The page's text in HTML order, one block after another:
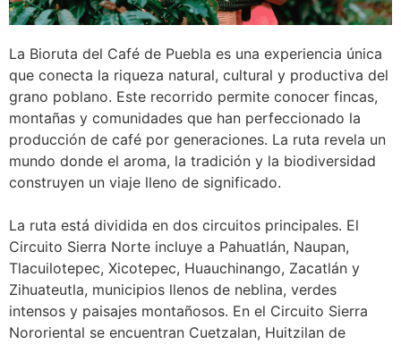
La Bioruta del Café de Puebla es una experiencia única
que conecta la riqueza natural, cultural y productiva del
grano poblano. Este recorrido permite conocer fincas,
montañas y comunidades que han perfeccionado la
producción de café por generaciones. La ruta revela un
mundo donde el aroma, la tradición y la biodiversidad
construyen un viaje lleno de significado.
La ruta está dividida en dos circuitos principales. El
Circuito Sierra Norte incluye a Pahuatlán, Naupan,
Tlacuilotepec, Xicotepec, Huauchinango, Zacatlán y
Zihuateutla, municipios llenos de neblina, verdes
intensos y paisajes montañosos. En el Circuito Sierra
Nororiental se encuentran Cuetzalan, Huitzilan de